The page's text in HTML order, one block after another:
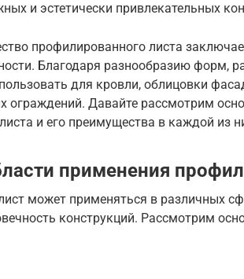
и эстетически привлекательных
профилированного листа
Благодаря разнообразию форм,
для кровли, облицовки
ограждений. Давайте рассмотрим
и его преимущества в каждой из
применения
может применяться в различных
конструкций. Рассмотрим